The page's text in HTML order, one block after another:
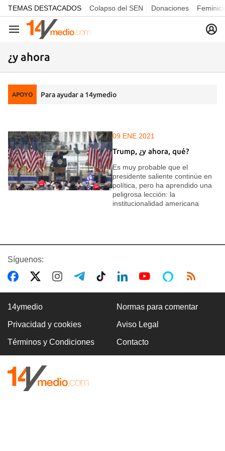
common.go-to-content
TEMAS DESTACADOS Colapso del SEN Donaciones
Navegación
¿y ahora
APOYO Para ayudar a 14ymedio
09 ENE 2021
Trump, ¿y ahora, qué?
Es muy probable que el
presidente saliente continúe en
política, pero ha aprendido una
peligrosa lección: la
institucionalidad americana
Síguenos:
14ymedio Normas para comentar
Privacidad y cookies Aviso Legal
Términos y Condiciones Contacto